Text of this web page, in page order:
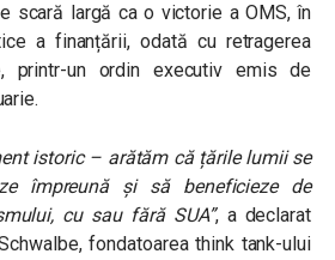
scară largă ca o victorie a OMS, în
a finanțării, odată cu retragerea
printr-un ordin executiv emis de
istoric – arătăm că țările lumii se
împreună și să beneficieze de
cu sau fără SUA”, a declarat
fondatoarea think tank-ului